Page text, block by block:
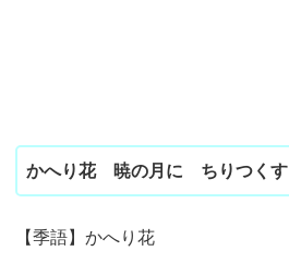
かへり花 暁の月に ちりつくす
【季語】かへり花